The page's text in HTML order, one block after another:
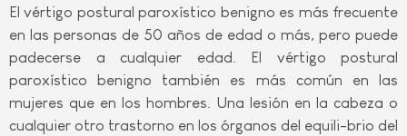
El vértigo postural paroxístico benigno es más frecuente
en las personas de 50 años de edad o más, pero puede
padecerse a cualquier edad. El vértigo postural
paroxístico benigno también es más común en las
mujeres que en los hombres. Una lesión en la cabeza o
cualquier otro trastorno en los órganos del equili-brio del